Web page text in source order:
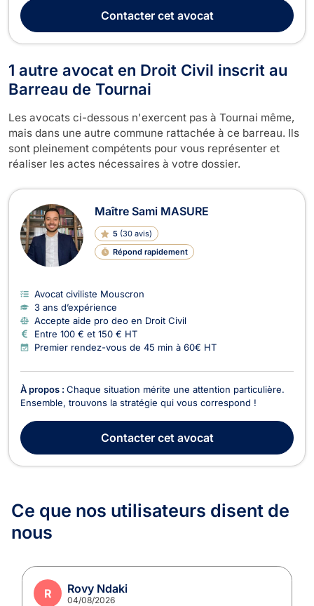
(accident de circulation, conduite en état d'ivresse, sous
stupéfiants, délit de fuite,...) ;En dro...
Contactercet avocat
1 autre avocat en Droit Civil inscrit au
Barreau de Tournai
Les avocats ci-dessous n'exercent pas à Tournai même,
mais dans une autre commune rattachée à ce barreau. Ils
sont pleinement compétents pour vous représenter et
réaliser les actes nécessaires à votre dossier.
Maître Sami MASURE
5 (30 avis)
Répond rapidement
Avocat civiliste Mouscron
3 ans d’expérience
Accepte aide pro deo en Droit Civil
Entre 100 € et 150 € HT
Premier rendez-vous de 45 min à 60€ HT
À propos : Chaque situation mérite une attention particulière.
Ensemble, trouvons la stratégie qui vous correspond !
Contactercet avocat
Ce que nos utilisateurs disent de
nous
R Rovy Ndaki
04/08/2026